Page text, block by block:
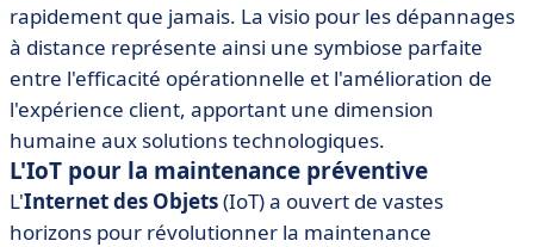
rapidement que jamais. La visio pour les dépannages
à distance représente ainsi une symbiose parfaite
entre l'efficacité opérationnelle et l'amélioration de
l'expérience client, apportant une dimension
humaine aux solutions technologiques.
L'IoT pour la maintenance préventive
L'Internet des Objets(IoT) a ouvert de vastes
horizons pour révolutionner la maintenance